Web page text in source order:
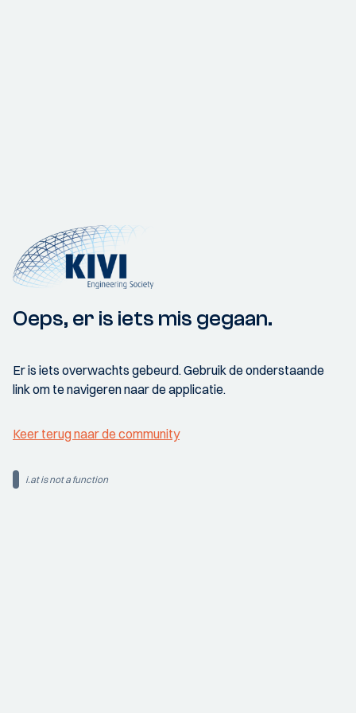
Oeps, er is iets mis gegaan.
Er is iets overwachts gebeurd. Gebruik de onderstaande
link om te navigeren naar de applicatie.
Keer terug naar de community
i.at is not a function